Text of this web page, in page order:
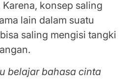
konsep saling
lain dalam suatu
saling mengisi tangki
belajar bahasa cinta